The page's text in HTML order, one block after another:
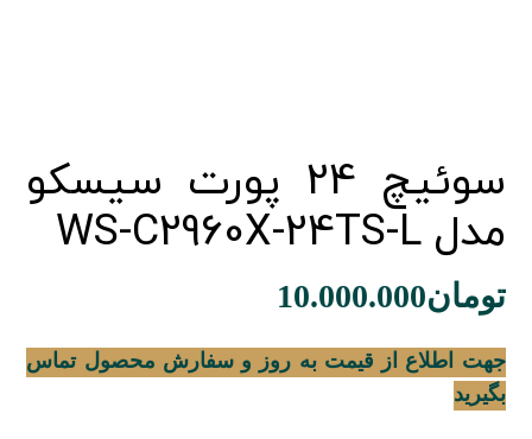
سوئیچ 24 پورت سیسکو
مدل WS-C2960X-24TS-L
تومان10.000.000
جهت اطلاع از قیمت به روز و سفارش محصول تماس
بگیرید